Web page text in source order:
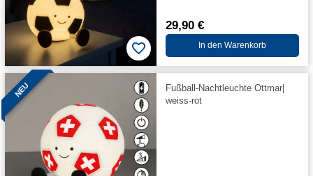
29,90 €
In den Warenkorb
NEU
Fußball-Nachtleuchte Ottmar|
weiss-rot